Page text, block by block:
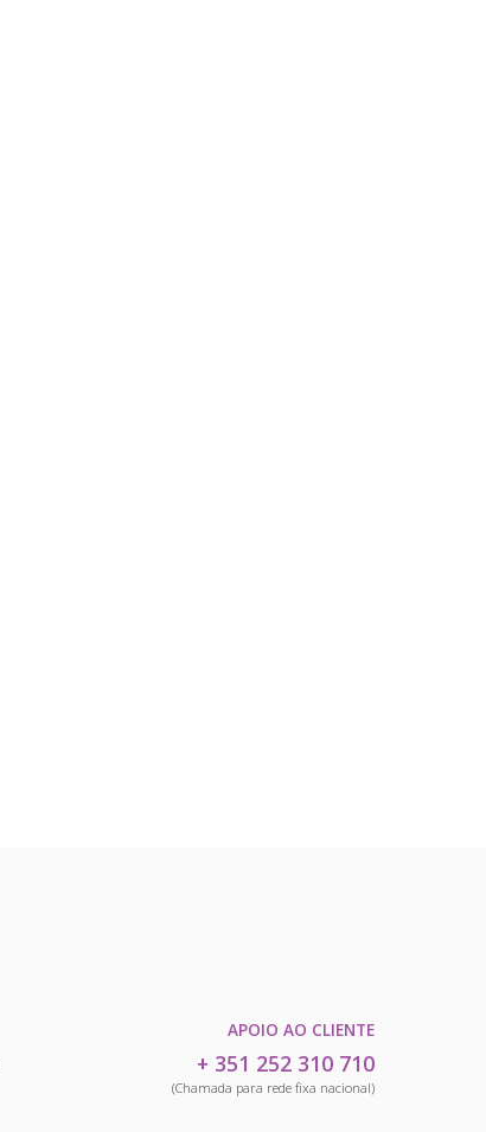
APOIO AO CLIENTE
+ 351 252 310 710
(Chamada para rede fixa nacional)